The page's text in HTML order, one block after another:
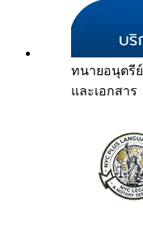
ทนายอนุตรีย์
และเอกสาร